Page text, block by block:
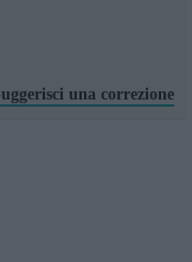
una correzione